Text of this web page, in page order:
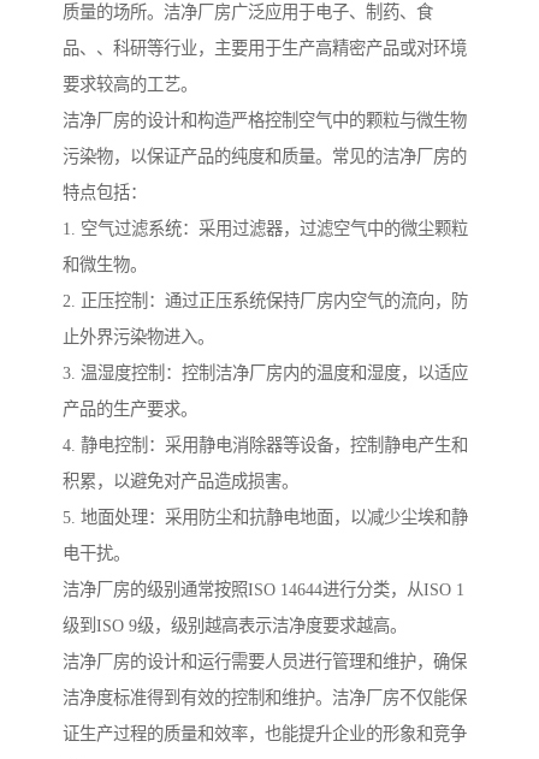
质量的场所。洁净厂房广泛应用于电子、制药、食
品、、科研等行业，主要用于生产高精密产品或对环境
要求较高的工艺。
洁净厂房的设计和构造严格控制空气中的颗粒与微生物
污染物，以保证产品的纯度和质量。常见的洁净厂房的
特点包括：
1. 空气过滤系统：采用过滤器，过滤空气中的微尘颗粒
和微生物。
2. 正压控制：通过正压系统保持厂房内空气的流向，防
止外界污染物进入。
3. 温湿度控制：控制洁净厂房内的温度和湿度，以适应
产品的生产要求。
4. 静电控制：采用静电消除器等设备，控制静电产生和
积累，以避免对产品造成损害。
5. 地面处理：采用防尘和抗静电地面，以减少尘埃和静
电干扰。
洁净厂房的级别通常按照ISO 14644进行分类，从ISO 1
级到ISO 9级，级别越高表示洁净度要求越高。
洁净厂房的设计和运行需要人员进行管理和维护，确保
洁净度标准得到有效的控制和维护。洁净厂房不仅能保
证生产过程的质量和效率，也能提升企业的形象和竞争